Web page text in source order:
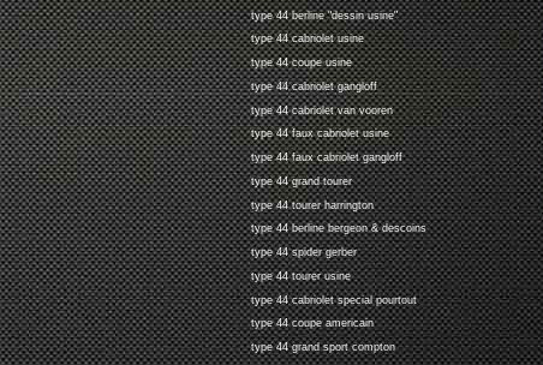
type 44 berline "dessin usine"
type 44 cabriolet usine
type 44 coupe usine
type 44 cabriolet gangloff
type 44 cabriolet van vooren
type 44 faux cabriolet usine
type 44 faux cabriolet gangloff
type 44 grand tourer
type 44 tourer harrington
type 44 berline bergeon & descoins
type 44 spider gerber
type 44 tourer usine
type 44 cabriolet special pourtout
type 44 coupe americain
type 44 grand sport compton